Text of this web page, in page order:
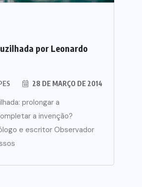
por Leonardo
28 DE MARÇO DE 2014
prolongar a
a invenção?
e escritor Observador